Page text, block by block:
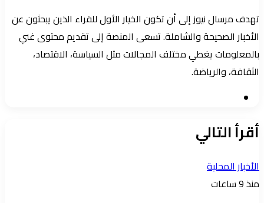
تهدف مرسال نيوز إلى أن تكون الخيار الأول للقراء الذين يبحثون عن
الأخبار الصحيحة والشاملة. تسعى المنصة إلى تقديم محتوى غني
بالمعلومات يغطي مختلف المجالات مثل السياسة، الاقتصاد،
الثقافة، والرياضة.
أقرأ التالي
الأخبار المحلية
منذ 9 ساعات